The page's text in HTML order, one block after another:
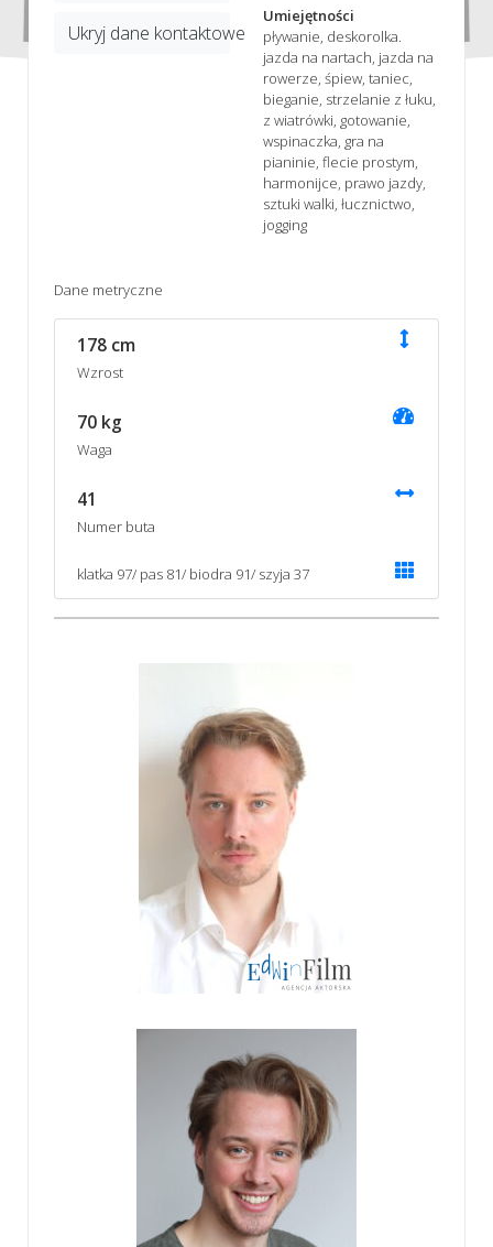
Ukryj dane kontaktowe
Umiejętności
pływanie, deskorolka.
jazda na nartach, jazda na
rowerze, śpiew, taniec,
bieganie, strzelanie z łuku,
z wiatrówki, gotowanie,
wspinaczka, gra na
pianinie, flecie prostym,
harmonijce, prawo jazdy,
sztuki walki, łucznictwo,
jogging
Dane metryczne
178 cm
Wzrost
70 kg
Waga
41
Numer buta
klatka 97/ pas 81/ biodra 91/ szyja 37